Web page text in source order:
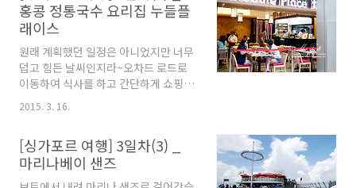
중이어서(현재는 공사완료되었다고
함) 성요셉성당에서 미사를 드리기로
건축된 싱가포르 최초의 카톨릭성당인
데 1912년에 재건축되었다고 합니다.
빅토리아 스트리트에 위치합니다. 미사
시간 안내표지판이에요... 저희는 일요
얀색에 하늘색 포인트 컬러로 깨끗하고
성스러운 느낌을 주는 건물입니다. 지
붕의 모양과 장식물들이 아름다운 조형
미를 보여줍니다. 성당 입구에요... 벌써
홍콩 정통국수 요리집 누들플
래이스
원래 계획했던 일정은 아니었지만 너무
덥고 힘든 날씨인지라~오차드 로드로
이동하여 식사를 하고 간단하게 쇼핑한
뒤 호텔에 돌아가기로 했습니다. 버스
를 타고 오차드로드로 이동했는데 내려
는 홍콩 정통 국수집에 들어갔어요...오
전의 강행군(?)으로 너무들 지친 터라
눈에 띄는 식당으로 들어가자 하여 가게
2015. 3. 16.
[싱가포르 여행] 3일차(3) _
마리나베이 샌즈